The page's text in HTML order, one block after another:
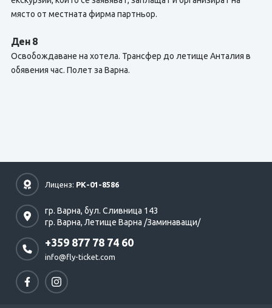
място от местната фирма партньор.
Ден 8
Освобождаване на хотела. Трансфер до летище Анталия в
обявения час. Полет за Варна.
Лиценз: РК-01-8586
гр. Варна, бул. Сливница 143
гр. Варна, Летище Варна /Заминаващи/
+359 877 78 74 60
info@fly-ticket.com